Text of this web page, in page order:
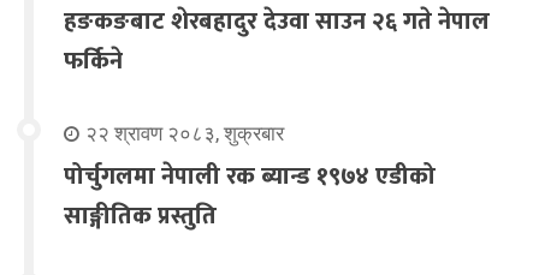
हङकङबाट शेरबहादुर देउवा साउन २६ गते नेपाल
फर्किने
२२ श्रावण २०८३, शुक्रबार
पोर्चुगलमा नेपाली रक ब्यान्ड १९७४ एडीको
साङ्गीतिक प्रस्तुति